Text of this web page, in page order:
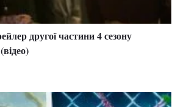
другої частини 4 сезону